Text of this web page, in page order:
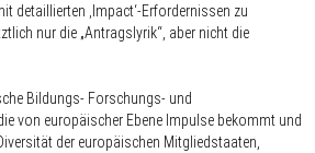
detaillierten ‚Impact‘-Erfordernissen zu
nur die „Antragslyrik“, aber nicht die
Bildungs- Forschungs- und
von europäischer Ebene Impulse bekommt und
der europäischen Mitgliedstaaten,